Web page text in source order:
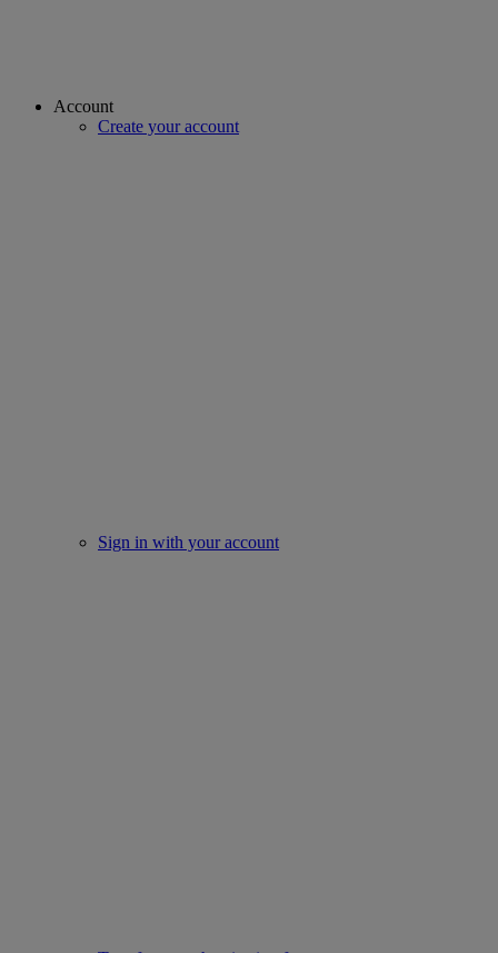
Account
Create your account
Sign in with your account